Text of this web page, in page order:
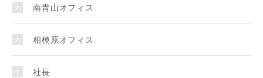
南青山オフィス
相模原オフィス
社長